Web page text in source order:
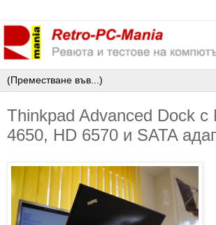
Thinkpad Advanced Dock с
4650, HD 6570 и SATA